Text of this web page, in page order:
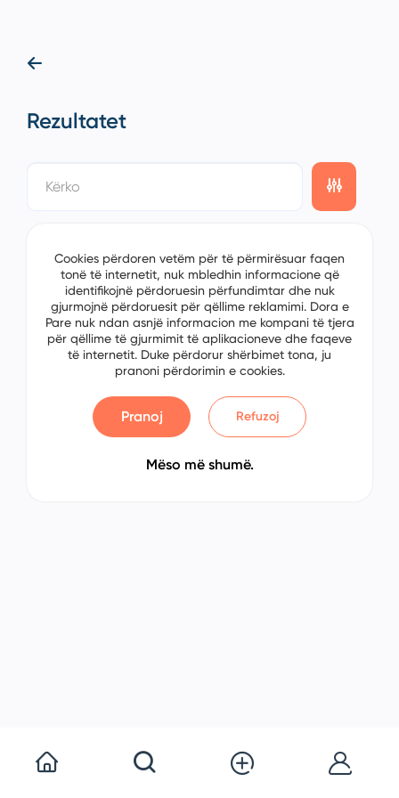
Rezultatet
Cookies përdoren vetëm për të përmirësuar faqen
tonë të internetit, nuk mbledhin informacione që
identifikojnë përdoruesin përfundimtar dhe nuk
gjurmojnë përdoruesit për qëllime reklamimi. Dora e
Pare nuk ndan asnjë informacion me kompani të tjera
për qëllime të gjurmimit të aplikacioneve dhe faqeve
të internetit. Duke përdorur shërbimet tona, ju
pranoni përdorimin e cookies.
Pranoj Refuzoj
Mëso më shumë.